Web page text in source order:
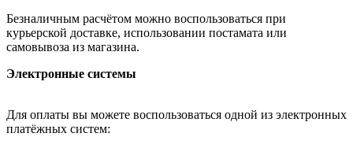
Безналичным расчётом можно воспользоваться при
курьерской доставке, использовании постамата или
самовывоза из магазина.
Электронные системы
Для оплаты вы можете воспользоваться одной из электронных
платёжных систем: